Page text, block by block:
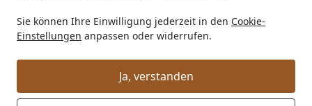
Sie können Ihre Einwilligung jederzeit in den Cookie-
Einstellungen anpassen oder widerrufen.
Ja, verstanden
Kategorien
25 Artikel gefunden